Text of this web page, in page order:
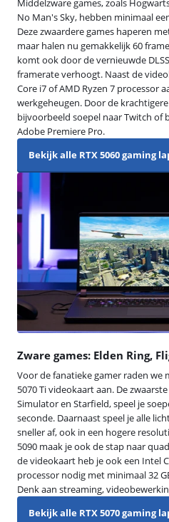
Middelzware games, zoals
No Man's Sky, hebben minimaal
Deze zwaardere games haperen
maar halen nu gemakkelijk 60
komt ook door de vernieuwde
framerate verhoogt. Naast de
Core i7 of AMD Ryzen 7 processor
werkgeheugen. Door de
bijvoorbeeld soepel naar Twitch of
Adobe Premiere Pro.
Bekijk alle RTX 5060 gaming
Zware games: Elden Ring,
Voor de fanatieke gamer raden we
5070 Ti videokaart aan. De
Simulator en Starfield, speel je
seconde. Daarnaast speel je alle
sneller af, ook in een hogere
5090 maak je ook de stap naar
de videokaart heb je ook een Intel
processor nodig met minimaal 32
Denk aan streaming,
Bekijk alle RTX 5070 gaming